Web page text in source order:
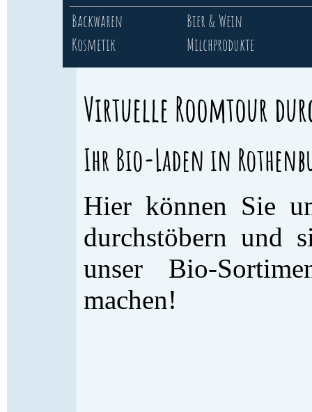
Backwaren
Bier & Wein
Kosmetik
Milchprodukte
Virtuelle Roomtour
Ihr Bio-Laden in
Hier können Sie
durchstöbern und
unser Bio-
machen!